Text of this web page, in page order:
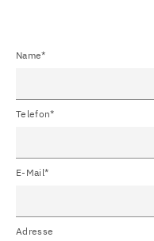
Name*
Telefon*
E-Mail*
Adresse